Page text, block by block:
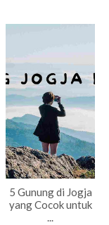
5 Gunung di Jogja
yang Cocok untuk
...